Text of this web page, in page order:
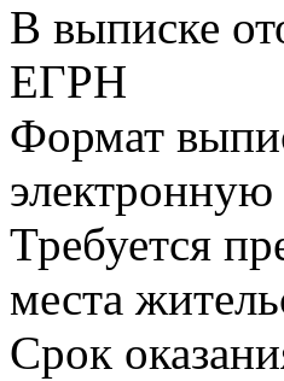
В выписке
ЕГРН
Формат
Требуется
места
Срок